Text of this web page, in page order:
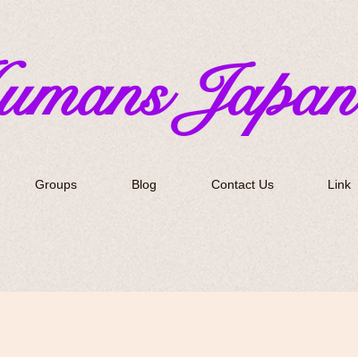
Japan
Groups Blog Contact Us Link